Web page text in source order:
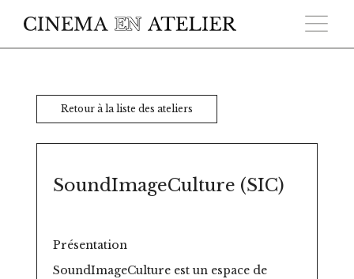
Retour à la liste des ateliers
SoundImageCulture (SIC)
Présentation
SoundImageCulture est un espace de